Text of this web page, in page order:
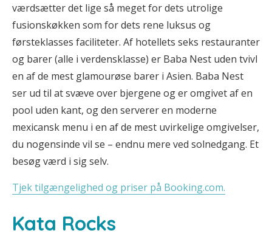
værdsætter det lige så meget for dets utrolige
fusionskøkken som for dets rene luksus og
førsteklasses faciliteter. Af hotellets seks restauranter
og barer (alle i verdensklasse) er Baba Nest uden tvivl
en af de mest glamourøse barer i Asien. Baba Nest
ser ud til at svæve over bjergene og er omgivet af en
pool uden kant, og den serverer en moderne
mexicansk menu i en af de mest uvirkelige omgivelser,
du nogensinde vil se – endnu mere ved solnedgang. Et
besøg værd i sig selv.
Tjek tilgængelighed og priser på Booking.com.
Kata Rocks